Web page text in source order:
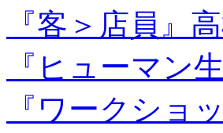
『客＞店員』
『ヒューマン
『ワークショ